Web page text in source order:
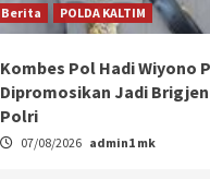
Berita POLDA KALTIM
Kombes Pol Hadi Wiyono
Dipromosikan Jadi
Polri
07/08/2026 admin1 mk